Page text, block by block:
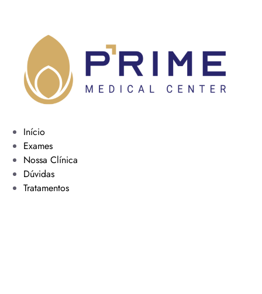
Início
Exames
Nossa Clínica
Dúvidas
Tratamentos